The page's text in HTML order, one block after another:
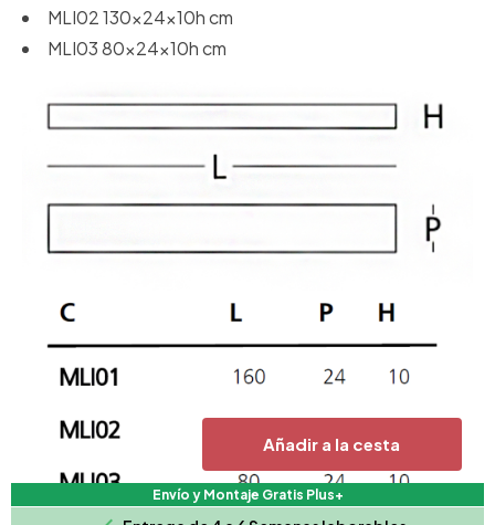
Añadir a la cesta
Envío y Montaje Gratis Plus+
MLI02 130x24x10h cm
MLI03 80x24x10h cm